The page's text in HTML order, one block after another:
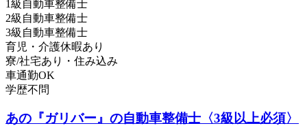
1級自動車整備士
2級自動車整備士
3級自動車整備士
育児・介護休暇あり
寮/社宅あり・住み込み
車通勤OK
学歴不問
あの『ガリバー』の自動車整備士〈3級以上必須〉